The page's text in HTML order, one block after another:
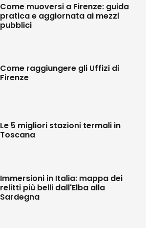
Come muoversi a Firenze: guida
pratica e aggiornata ai mezzi
pubblici
Come raggiungere gli Uffizi di
Firenze
Le 5 migliori stazioni termali in
Toscana
Immersioni in Italia: mappa dei
relitti più belli dall'Elba alla
Sardegna